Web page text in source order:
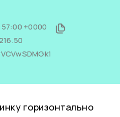
+0000
горизонтально